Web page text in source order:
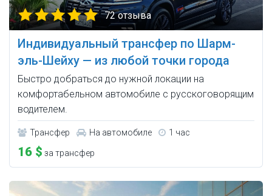
72 отзыва
Индивидуальный трансфер по Шарм-
эль-Шейху — из любой точки города
Быстро добраться до нужной локации на
комфортабельном автомобиле с русскоговорящим
водителем.
Трансфер На автомобиле 1 час
16 $ за трансфер